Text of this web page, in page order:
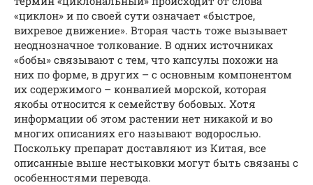
«циклон» и по своей сути означает «быстрое,
вихревое движение». Вторая часть тоже вызывает
неоднозначное толкование. В одних источниках
«бобы» связывают с тем, что капсулы похожи на
них по форме, в других – с основным компонентом
их содержимого – конвалией морской, которая
якобы относится к семейству бобовых. Хотя
информации об этом растении нет никакой и во
многих описаниях его называют водорослью.
Поскольку препарат доставляют из Китая, все
описанные выше нестыковки могут быть связаны с
особенностями перевода.